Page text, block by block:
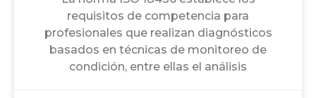
requisitos de competencia para
profesionales que realizan diagnósticos
basados en técnicas de monitoreo de
condición, entre ellas el análisis